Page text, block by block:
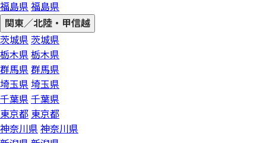
福島県 福島県
関東／北陸・甲信越
茨城県 茨城県
栃木県 栃木県
群馬県 群馬県
埼玉県 埼玉県
千葉県 千葉県
東京都 東京都
神奈川県 神奈川県